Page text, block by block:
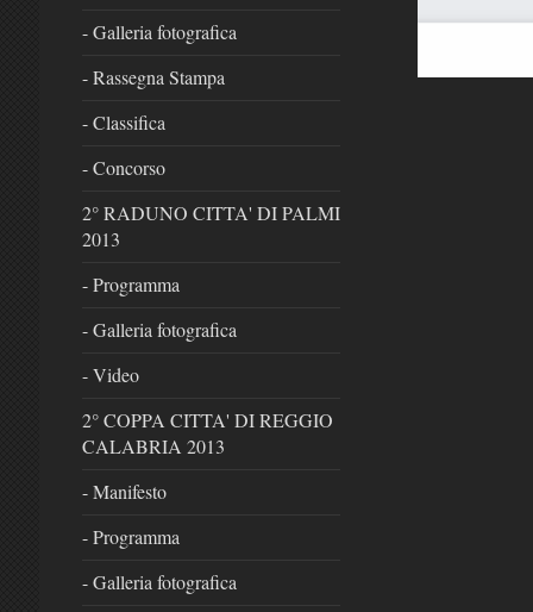
- Galleria fotografica
- Rassegna Stampa
- Classifica
- Concorso
2° RADUNO CITTA' DI PALMI
2013
- Programma
- Galleria fotografica
- Video
2° COPPA CITTA' DI REGGIO
CALABRIA 2013
- Manifesto
- Programma
- Galleria fotografica